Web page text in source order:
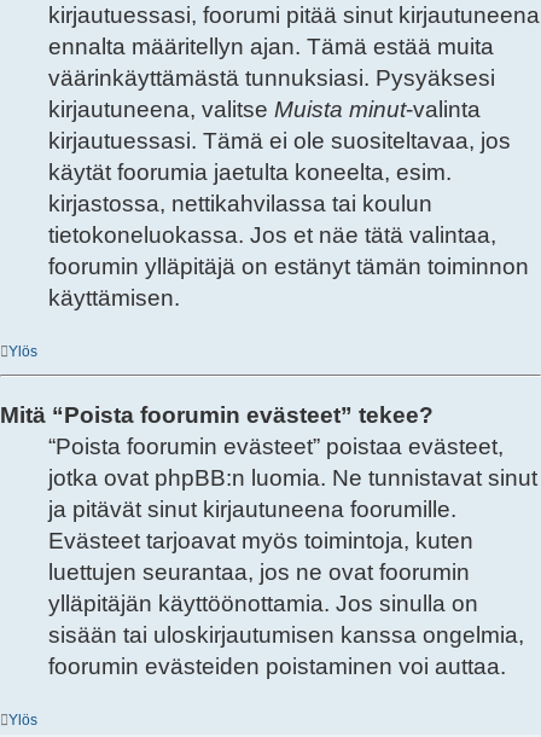
kirjautuessasi, foorumi pitää sinut kirjautuneena
ennalta määritellyn ajan. Tämä estää muita
väärinkäyttämästä tunnuksiasi. Pysyäksesi
kirjautuneena, valitse Muista minut-valinta
kirjautuessasi. Tämä ei ole suositeltavaa, jos
käytät foorumia jaetulta koneelta, esim.
kirjastossa, nettikahvilassa tai koulun
tietokoneluokassa. Jos et näe tätä valintaa,
foorumin ylläpitäjä on estänyt tämän toiminnon
käyttämisen.
Ylös
Mitä “Poista foorumin evästeet” tekee?
“Poista foorumin evästeet” poistaa evästeet,
jotka ovat phpBB:n luomia. Ne tunnistavat sinut
ja pitävät sinut kirjautuneena foorumille.
Evästeet tarjoavat myös toimintoja, kuten
luettujen seurantaa, jos ne ovat foorumin
ylläpitäjän käyttöönottamia. Jos sinulla on
sisään tai uloskirjautumisen kanssa ongelmia,
foorumin evästeiden poistaminen voi auttaa.
Ylös